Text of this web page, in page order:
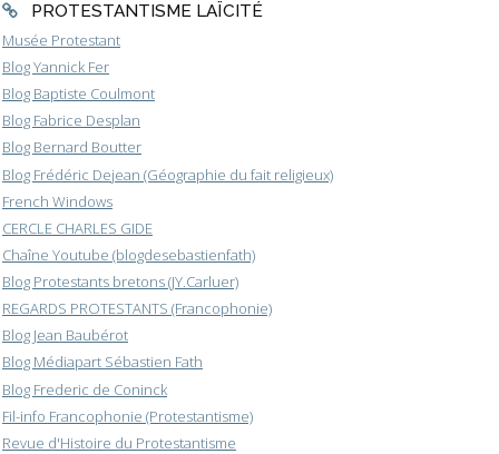
PROTESTANTISME LAÏCITÉ
Musée Protestant
Blog Yannick Fer
Blog Baptiste Coulmont
Blog Fabrice Desplan
Blog Bernard Boutter
Blog Frédéric Dejean (Géographie du fait religieux)
French Windows
CERCLE CHARLES GIDE
Chaîne Youtube (blogdesebastienfath)
Blog Protestants bretons (JY.Carluer)
REGARDS PROTESTANTS (Francophonie)
Blog Jean Baubérot
Blog Médiapart Sébastien Fath
Blog Frederic de Coninck
Fil-info Francophonie (Protestantisme)
Revue d'Histoire du Protestantisme